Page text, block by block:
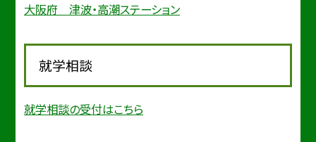
大阪府 津波・高潮ステーション
就学相談
就学相談の受付はこちら